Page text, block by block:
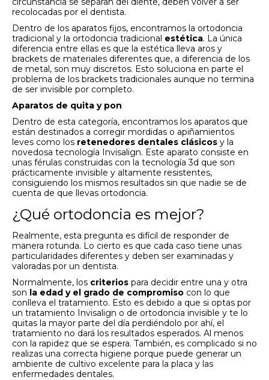
recolocadas por el dentista.
Dentro de los aparatos fijos, encontramos la ortodoncia
tradicional y la ortodoncia tradicional estética. La única
diferencia entre ellas es que la estética lleva aros y
brackets de materiales diferentes que, a diferencia de los
de metal, son muy discretos. Esto soluciona en parte el
problema de los brackets tradicionales aunque no termina
de ser invisible por completo.
Aparatos de quita y pon
Dentro de esta categoría, encontramos los aparatos que
están destinados a corregir mordidas o apiñamientos
leves como los retenedores dentales clásicos y la
novedosa tecnología Invisalign. Este aparato consiste en
unas férulas construidas con la tecnología 3d que son
prácticamente invisible y altamente resistentes,
consiguiendo los mismos resultados sin que nadie se de
cuenta de que llevas ortodoncia.
¿Qué ortodoncia es mejor?
Realmente, esta pregunta es difícil de responder de
manera rotunda. Lo cierto es que cada caso tiene unas
particularidades diferentes y deben ser examinadas y
valoradas por un dentista.
Normalmente, los criterios para decidir entre una y otra
son la edad y el grado de compromiso con lo que
conlleva el tratamiento. Esto es debido a que si optas por
un tratamiento Invisalign o de ortodoncia invisible y te lo
quitas la mayor parte del día perdiéndolo por ahí, el
tratamiento no dará los resultados esperados. Al menos
con la rapidez que se espera. También, es complicado si no
realizas una correcta higiene porque puede generar un
ambiente de cultivo excelente para la placa y las
enfermedades dentales.